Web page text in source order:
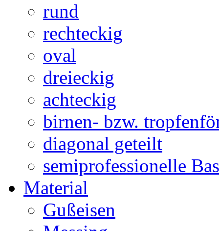
rund
rechteckig
oval
dreieckig
achteckig
birnen- bzw.
diagonal geteilt
semiprofessionelle
Material
Gußeisen